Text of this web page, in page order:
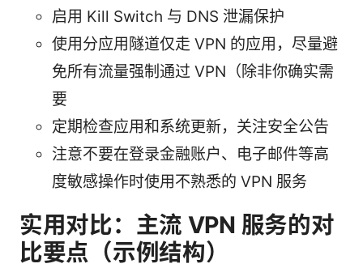
启用 Kill Switch 与 DNS 泄漏保护
使用分应用隧道仅走 VPN 的应用，尽量避
免所有流量强制通过 VPN（除非你确实需
要
定期检查应用和系统更新，关注安全公告
注意不要在登录金融账户、电子邮件等高
度敏感操作时使用不熟悉的 VPN 服务
实用对比：主流 VPN 服务的对
比要点（示例结构）